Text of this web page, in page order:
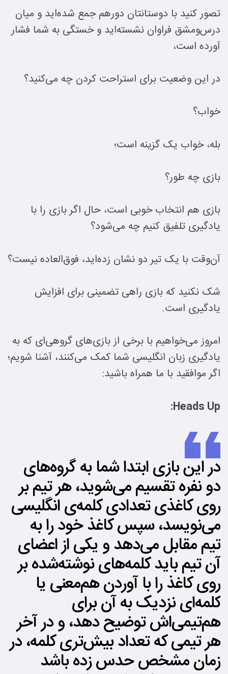
تصور کنید با دوستانتان دورهم جمع شده‌اید و میان
درس‌ومشق فراوان نشسته‌اید و خستگی به شما فشار
آورده است،
در این وضعیت برای استراحت کردن چه می‌کنید؟
خواب؟
بله، خواب یک گزینه است؛
بازی چه طور؟
بازی هم انتخاب خوبی است، حال اگر بازی را با
یادگیری تلفیق کنیم چه می‌شود؟
آن‌وقت با یک تیر دو نشان زده‌اید، فوق‌العاده نیست؟
شک نکنید که بازی راهی تضمینی برای افزایش
یادگیری است.
امروز می‌خواهیم با برخی از بازی‌های گروهی‌ای که به
یادگیری زبان انگلیسی شما کمک می‌کنند، آشنا شویم؛
اگر موافقید با ما همراه باشید:
Heads Up:
در این بازی ابتدا شما به گروه‌های
دو نفره تقسیم می‌شوید، هر تیم بر
روی کاغذی تعدادی کلمه‌ی انگلیسی
می‌نویسد، سپس کاغذ خود را به
تیم مقابل می‌دهد و یکی از اعضای
آن تیم باید کلمه‌های نوشته‌شده بر
روی کاغذ را با آوردن هم‌معنی یا
کلمه‌ای نزدیک به آن برای
هم‌تیمی‌اش توضیح دهد، و در آخر
هر تیمی که تعداد بیش‌تری کلمه، در
زمان مشخص حدس زده باشد